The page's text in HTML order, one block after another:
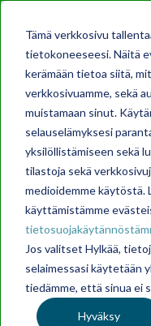
Tämä verkkosivu
tietokoneeseesi. Näitä
kerämään tietoa siitä,
verkkosivuamme, sekä
muistamaan sinut.
selauselämyksesi
yksilöllistämiseen sekä
tilastoja sekä
medioidemme käytöstä.
käyttämistämme
Jos valitset Hylkää,
selaimessasi käytetään
tiedämme, että sinua ei
Hyväksy